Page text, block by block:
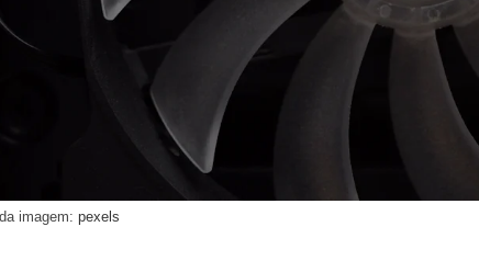
imagem: pexels